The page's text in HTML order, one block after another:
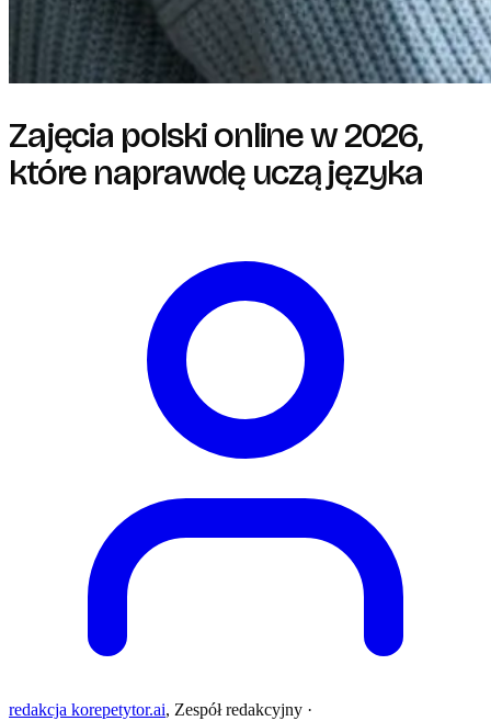
Zajęcia polski online w 2026,
które naprawdę uczą języka
redakcja korepetytor.ai, Zespół redakcyjny ·